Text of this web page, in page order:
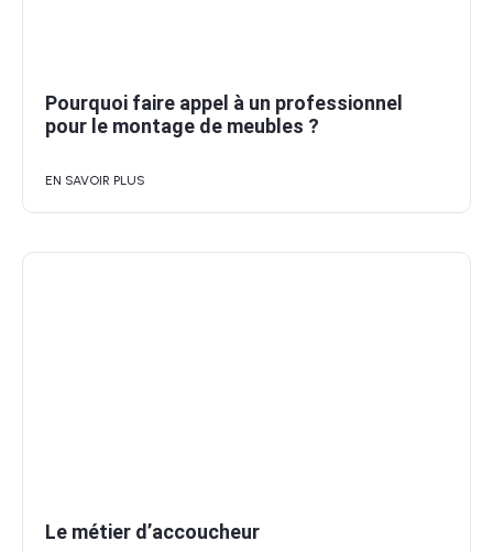
Pourquoi faire appel à un professionnel
pour le montage de meubles ?
EN SAVOIR PLUS
Le métier d’accoucheur